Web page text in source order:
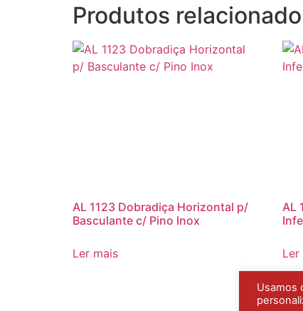
Produtos
AL 1123 Dobradiça Horizontal p/
Basculante c/ Pino Inox
Ler mais
AL
Ler
Usamos